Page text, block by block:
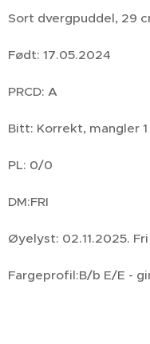
Sort dvergpuddel, 29
Født: 17.05.2024
PRCD: A
Bitt: Korrekt, mangler 1
PL: 0/0
DM:FRI
Øyelyst: 02.11.2025.
Fargeprofil:B/b E/E -